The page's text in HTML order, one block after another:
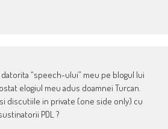
“speech-ului” meu pe blogul lui
elogiul meu adus doamnei Turcan.
discutiile in private (one side only) cu
PDL ?